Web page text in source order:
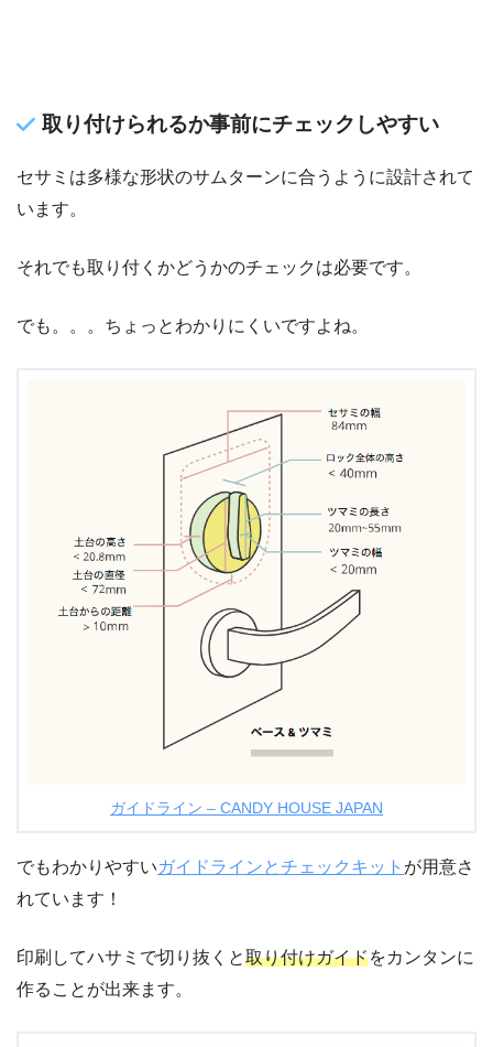
取り付けられるか事前にチェックしやすい
セサミは多様な形状のサムターンに合うように設計されて
います。
それでも取り付くかどうかのチェックは必要です。
でも。。。ちょっとわかりにくいですよね。
ガイドライン – CANDY HOUSE JAPAN
でもわかりやすいガイドラインとチェックキット が用意さ
れています！
印刷してハサミで切り抜くと取り付けガイドをカンタンに
作ることが出来ます。